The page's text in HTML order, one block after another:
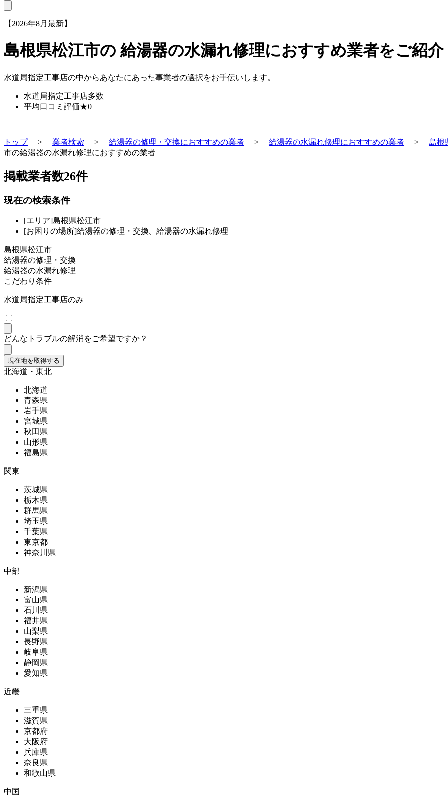
【2026年8月最新】
島根県松江市の 給湯器の水漏れ修理におすすめ業者をご紹介
水道局指定工事店の中からあなたにあった事業者の選択をお手伝いします。
水道局指定工事店多数
平均口コミ評価★0
トップ> 業者検索 > 給湯器の修理・交換におすすめの業者 > 給湯器の水漏れ修理におすすめの業者 > 島根
市の給湯器の水漏れ修理におすすめの業者
掲載業者数26件
現在の検索条件
[エリア]島根県松江市
[お困りの場所]給湯器の修理・交換、給湯器の水漏れ修理
島根県松江市
給湯器の修理・交換
給湯器の水漏れ修理
こだわり条件
水道局指定工事店のみ
どんなトラブルの解消をご希望ですか？
現在地を取得する
北海道・東北
北海道
青森県
岩手県
宮城県
秋田県
山形県
福島県
関東
茨城県
栃木県
群馬県
埼玉県
千葉県
東京都
神奈川県
中部
新潟県
富山県
石川県
福井県
山梨県
長野県
岐阜県
静岡県
愛知県
近畿
三重県
滋賀県
京都府
大阪府
兵庫県
奈良県
和歌山県
中国